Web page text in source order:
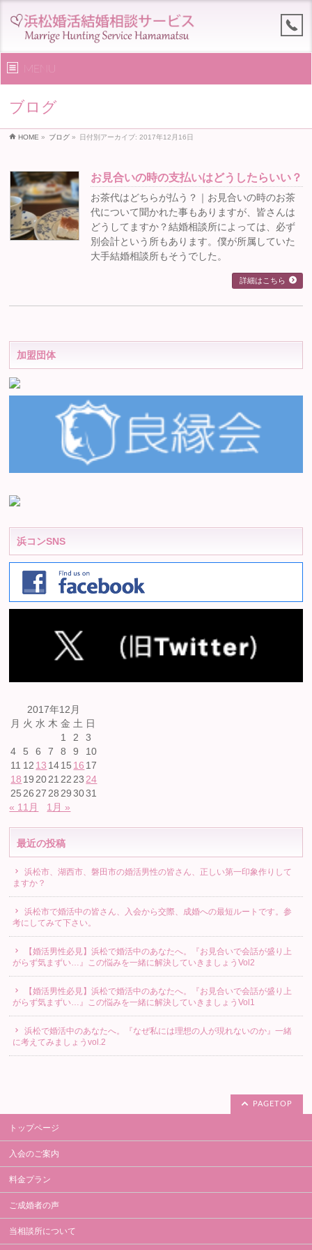
MENU
ブログ
HOME » ブログ » 日付別アーカイブ: 2017年12月16日
お見合いの時の支払いはどうしたらいい？
お茶代はどちらが払う？｜お見合いの時のお茶
代について聞かれた事もありますが、皆さんは
どうしてますか？結婚相談所によっては、必ず
別会計という所もあります。僕が所属していた
大手結婚相談所もそうでした。
詳細はこちら
加盟団体
浜コンSNS
2017年12月
月 火 水 木 金 土 日
1
2
3
4
5 6 7 8 9
10
11 12 13 1415 16 17
18 19 2021 22 23 24
25 26 27 28 29 3031
« 11月
1月 »
最近の投稿
浜松市、湖西市、磐田市の婚活男性の皆さん、正しい第一印象作りして
ますか？
浜松市で婚活中の皆さん、入会から交際、成婚への最短ルートです。参
考にしてみて下さい。
【婚活男性必見】浜松で婚活中のあなたへ。『お見合いで会話が盛り上
がらず気まずい…』この悩みを一緒に解決していきましょうVol2
【婚活男性必見】浜松で婚活中のあなたへ。『お見合いで会話が盛り上
がらず気まずい…』この悩みを一緒に解決していきましょうVol1
浜松で婚活中のあなたへ。『なぜ私には理想の人が現れないのか』一緒
に考えてみましょうvol.2
PAGETOP
トップページ
入会のご案内
料金プラン
ご成婚者の声
当相談所について